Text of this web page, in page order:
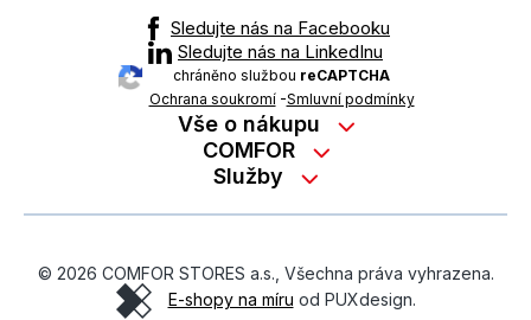
Sledujte nás na Facebooku
Sledujte nás na LinkedInu
chráněno službou reCAPTCHA
Ochrana soukromí-Smluvní podmínky
Vše o nákupu
Nákup na splátky
Možnosti platby
Obchodní podmínky
Ochrana osobních údajů
COMFOR
Kontakty
Kariéra
O revimarketu
Služby
On-line podpora
© 2026 COMFOR STORES a.s., Všechna práva vyhrazena.
E-shopy na míru od PUXdesign.